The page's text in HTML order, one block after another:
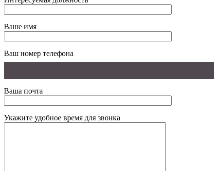
Ваше имя
Ваш номер телефона
Ваша почта
Укажите удобное время для звонка